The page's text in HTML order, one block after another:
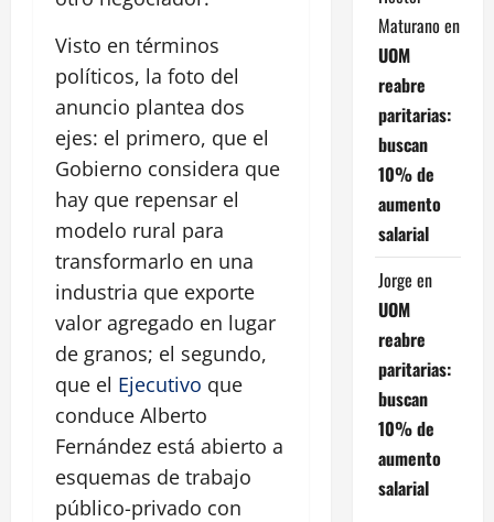
Visto en términos
políticos, la foto del
anuncio plantea dos
ejes: el primero, que el
Gobierno considera que
hay que repensar el
modelo rural para
transformarlo en una
industria que exporte
valor agregado en lugar
de granos; el segundo,
que el Ejecutivo que
conduce Alberto
Fernández está abierto a
esquemas de trabajo
público-privado con
Maturano en
UOM
reabre
paritarias:
buscan
10% de
aumento
salarial
Jorge en
UOM
reabre
paritarias:
buscan
10% de
aumento
salarial